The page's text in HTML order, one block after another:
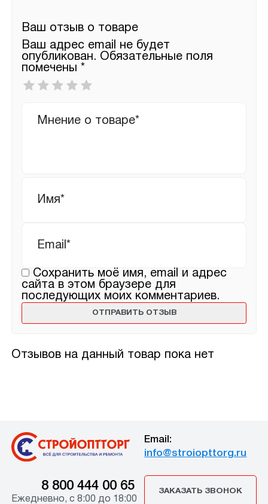
Отзывов на данный товар пока нет
Ваш отзыв о товаре
Ваш адрес email не будет
опубликован. Обязательные поля
помечены *
Ваша
оценка
отзыв
Сохранить моё имя, email и адрес
сайта в этом браузере для
последующих моих комментариев.
Email:
info@stroiopttorg.ru
8 800 444 00 65
Ежедневно, с 8:00 до 18:00
ЗАКАЗАТЬ ЗВОНОК